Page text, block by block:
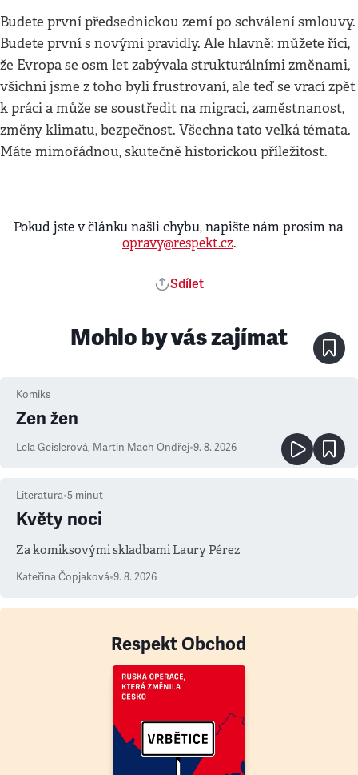
Budete první předsednickou zemí po schválení smlouvy.
Budete první s novými pravidly. Ale hlavně: můžete říci,
že Evropa se osm let zabývala strukturálními změnami,
všichni jsme z toho byli frustrovaní, ale teď se vrací zpět
k práci a může se soustředit na migraci, zaměstnanost,
změny klimatu, bezpečnost. Všechna tato velká témata.
Máte mimořádnou, skutečně historickou příležitost.
Pokud jste v článku našli chybu, napište nám prosím na
opravy@respekt.cz.
Sdílet
Mohlo by vás zajímat
Komiks
Zen žen
Lela Geislerová, Martin Mach Ondřej•9. 8. 2026
Literatura•5 minut
Květy noci
Za komiksovými skladbami Laury Pérez
Kateřina Čopjaková•9. 8. 2026
Respekt Obchod